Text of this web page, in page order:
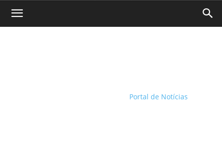
Portal de Notícias